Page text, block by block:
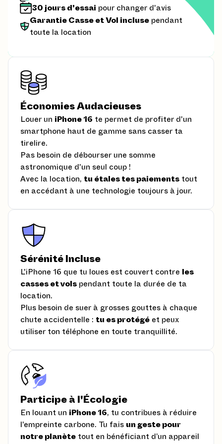
30 jours d'essai pour changer d'avis
Garantie Casse et Vol inclusependant
toute la location
Économies Audacieuses
Louer un iPhone 16 te permet de profiter d'un
smartphone haut de gamme sans casser ta
tirelire.
Pas besoin de débourser une somme
astronomique d'un seul coup !
Avec la location, tu étales tes paiements tout
en accédant à une technologie toujours à jour.
Sérénité Incluse
L'iPhone 16 que tu loues est couvert contre
les
casses et vols pendant toute la durée de ta
location.
Plus besoin de suer à grosses gouttes à chaque
chute accidentelle : tu es protégé et peux
utiliser ton téléphone en toute tranquillité.
Participe à l'Écologie
En louant un iPhone 16, tu contribues à réduire
l'empreinte carbone. Tu fais un geste pour
notre planète tout en bénéficiant d’un appareil